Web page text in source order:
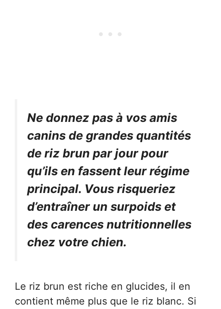
Ne donnez pas à vos amis
canins de grandes quantités
de riz brun par jour pour
qu’ils en fassent leur régime
principal. Vous risqueriez
d’entraîner un surpoids et
des carences nutritionnelles
chez votre chien.
Le riz brun est riche en glucides, il en
contient même plus que le riz blanc. Si